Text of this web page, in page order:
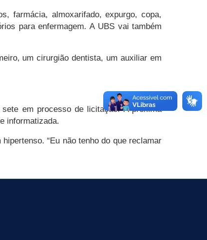
farmácia, almoxarifado, expurgo, copa,
para enfermagem. A UBS vai também
um cirurgião dentista, um auxiliar em
em processo de licitação. A próxima
informatizada.
“Eu não tenho do que reclamar